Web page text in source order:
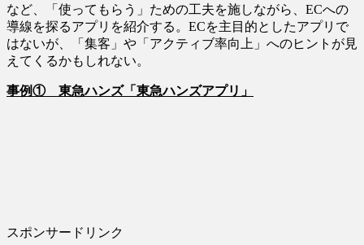
など、「使ってもらう」ための工夫を施しながら、ECへの
導線を探るアプリを紹介する。ECを主目的としたアプリで
はないが、「集客」や「アクティブ率向上」へのヒントが見
えてくるかもしれない。
事例① 東急ハンズ「東急ハンズアプリ」
スポンサードリンク